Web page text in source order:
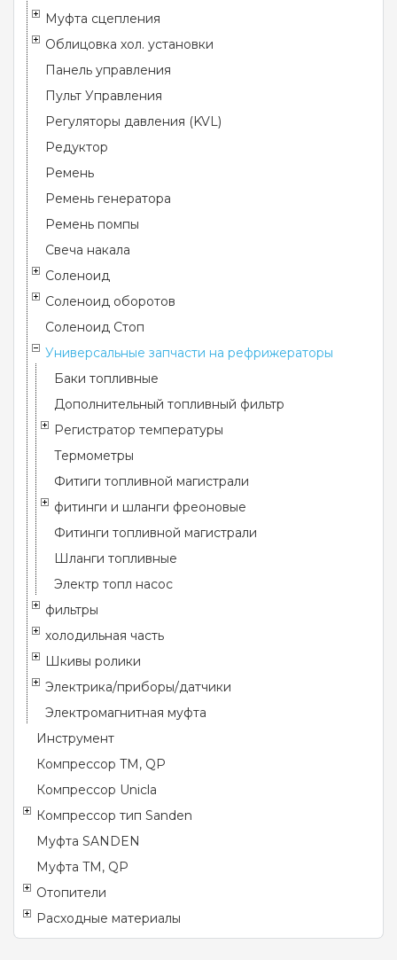
Муфта сцепления
Облицовка хол. установки
Панель управления
Пульт Управления
Регуляторы давления (KVL)
Редуктор
Ремень
Ремень генератора
Ремень помпы
Свеча накала
Соленоид
Соленоид оборотов
Соленоид Стоп
Универсальные запчасти на рефрижераторы
Баки топливные
Дополнительный топливный фильтр
Регистратор температуры
Термометры
Фитиги топливной магистрали
фитинги и шланги фреоновые
Фитинги топливной магистрали
Шланги топливные
Электр топл насос
фильтры
холодильная часть
Шкивы ролики
Электрика/приборы/датчики
Электромагнитная муфта
Инструмент
Компрессор TM, QP
Компрессор Unicla
Компрессор тип Sanden
Муфта SANDEN
Муфта TM, QP
Отопители
Расходные материалы